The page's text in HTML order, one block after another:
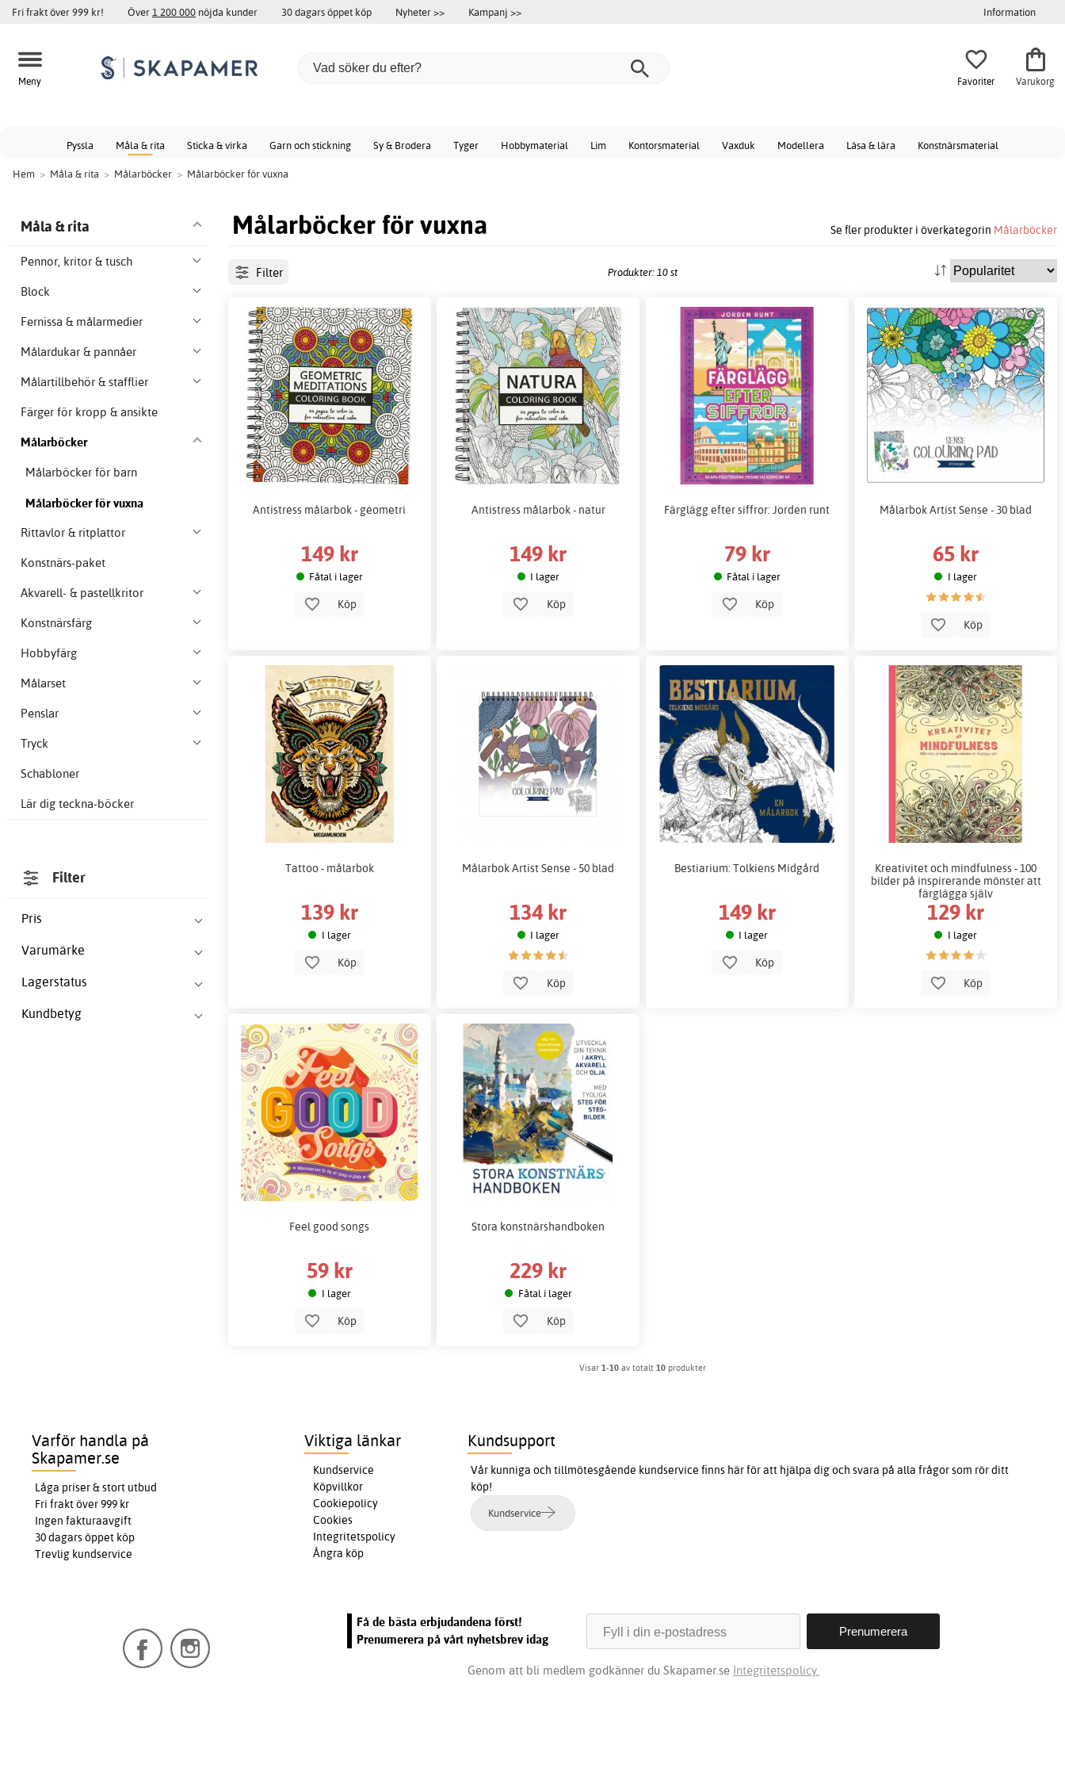
Fri frakt över 999 kr! Över1 200 000 nöjda kunder 30 dagars öppet köp Nyheter >> Kampanj >> Information
Meny Favoriter Varukorg
Pyssla Måla & rita Sticka & virka Garn och stickning Sy & Brodera Tyger Hobbymaterial Lim Kontorsmaterial Vaxduk Modellera Läsa & lära Konstnärsmaterial
Hem > Måla & rita > Målarböcker > Målarböcker för vuxna
Målarböcker för vuxna Se fler produkter i överkategorin Målarböcker
Måla & rita
Pennor, kritor & tusch
Block
Fernissa & målarmedier
Målardukar & pannåer
Målartillbehör & stafflier
Färger för kropp & ansikte
Målarböcker
Målarböcker för barn
Målarböcker för vuxna
Rittavlor & ritplattor
Konstnärs-paket
Akvarell- & pastellkritor
Konstnärsfärg
Hobbyfärg
Målarset
Penslar
Tryck
Schabloner
Lär dig teckna-böcker
Filter
Pris
Varumärke
Lagerstatus
Kundbetyg
Filter Produkter: 10 st
Antistress målarbok - geometri
149 kr
Fåtal i lager
Köp
Antistress målarbok - natur
149 kr
I lager
Köp
Färglägg efter siffror: Jorden runt
79 kr
Fåtal i lager
Köp
Målarbok Artist Sense - 30 blad
65 kr
I lager
Köp
Tattoo - målarbok
139 kr
I lager
Köp
Målarbok Artist Sense - 50 blad
134 kr
I lager
Köp
Bestiarium: Tolkiens Midgård
149 kr
I lager
Köp
Kreativitet och mindfulness - 100
bilder på inspirerande mönster att
färglägga själv
129 kr
I lager
Köp
Feel good songs
59 kr
I lager
Köp
Stora konstnärshandboken
229 kr
Fåtal i lager
Köp
Visar1-10 av totalt10 produkter
Varför handla på
Skapamer.se
Låga priser & stort utbud
Fri frakt över 999 kr
Ingen fakturaavgift
30 dagars öppet köp
Trevlig kundservice
Viktiga länkar
Kundservice
Köpvillkor
Cookiepolicy
Cookies
Integritetspolicy
Ångra köp
Kundsupport
Vår kunniga och tillmötesgående kundservice finns här för att hjälpa dig och svara på alla frågor som rör ditt
köp!
Kundservice
Få de bästa erbjudandena först!
Prenumerera på vårt nyhetsbrev idag
Genom att bli medlem godkänner du Skapamer.se Integritetspolicy.